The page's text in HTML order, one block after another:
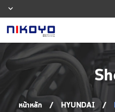
หน้าหลัก / HYUNDAI /